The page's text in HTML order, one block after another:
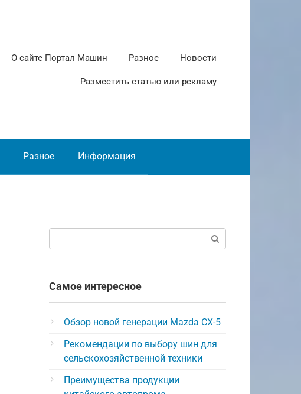
О сайте Портал Машин Разное Новости
Разместить статью или рекламу
Разное Информация
Самое интересное
Обзор новой генерации Mazda CX-5
Рекомендации по выбору шин для
сельскохозяйственной техники
Преимущества продукции